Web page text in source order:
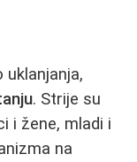
. Strije su
i žene, mladi i
na